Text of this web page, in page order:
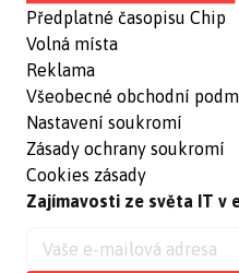
Předplatné časopisu Chip
Volná místa
Reklama
Všeobecné obchodní
Nastavení soukromí
Zásady ochrany soukromí
Cookies zásady
Zajímavosti ze světa IT v